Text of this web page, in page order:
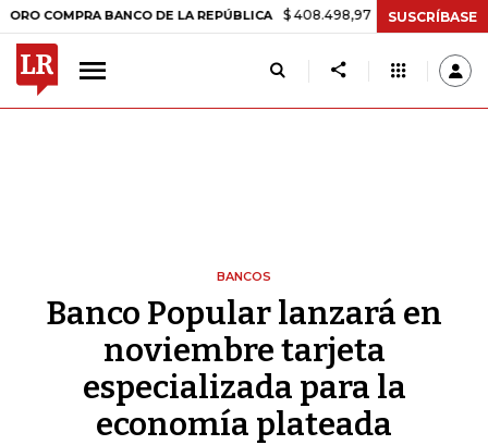
BANCO DE LA REPÚBLICA $ 408.498,97 +$ 8.753,81 +2,19%
SUSCRÍBASE
BANCOS
Banco Popular lanzará en
noviembre tarjeta
especializada para la
economía plateada